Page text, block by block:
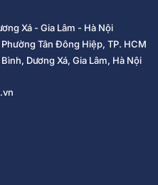
Xá - Gia Lâm - Hà Nội
Tân Đông Hiệp, TP. HCM
Dương Xá, Gia Lâm, Hà Nội